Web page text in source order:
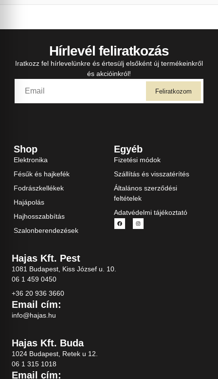
Hírlevél feliratkozás
Iratkozz fel hírlevelünkre és értesülj elsőként új termékeinkről
és akcióinkról!
Feliratkozom
Shop
Elektronika
Fésűk és hajkefék
Fodrászkellékek
Hajápolás
Hajhosszabbítás
Szalonberendezések
Egyéb
Fizetési módok
Szállítás és visszatérítés
Általános szerződési
feltételek
Adatvédelmi tájékoztató
Hajas Kft. Pest
1081 Budapest, Kiss József u. 10.
06 1 459 0450
+36 20 936 3660
Email cím:
info@hajas.hu
Hajas Kft. Buda
1024 Budapest, Retek u 12.
06 1 315 1018
Email cím: